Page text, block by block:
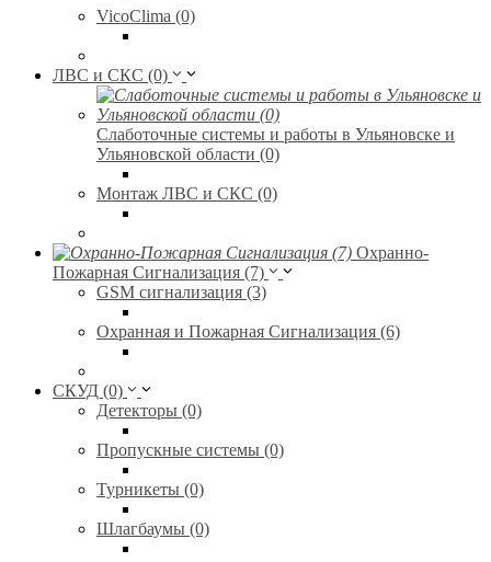
VicoClima (0)
ЛВС и СКС (0)
Слаботочные системы и работы в Ульяновске и
Ульяновской области (0)
Монтаж ЛВС и СКС (0)
Охранно-
Пожарная Сигнализация (7)
GSM сигнализация (3)
Охранная и Пожарная Сигнализация (6)
СКУД (0)
Детекторы (0)
Пропускные системы (0)
Турникеты (0)
Шлагбаумы (0)